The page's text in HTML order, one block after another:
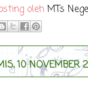
oleh MTs
10 NOVEMBER